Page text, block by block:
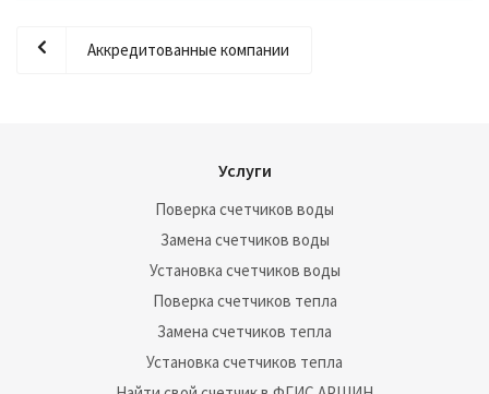
Аккредитованные компании
Услуги
Поверка счетчиков воды
Замена счетчиков воды
Установка счетчиков воды
Поверка счетчиков тепла
Замена счетчиков тепла
Установка счетчиков тепла